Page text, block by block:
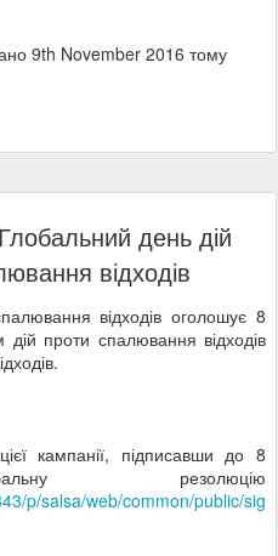
9th November 2016 тому
день дій
відходів
відходів оголошує 8
проти спалювання відходів
кампанії, підписавши до 8
резолюцію
p/salsa/web/common/public/sig